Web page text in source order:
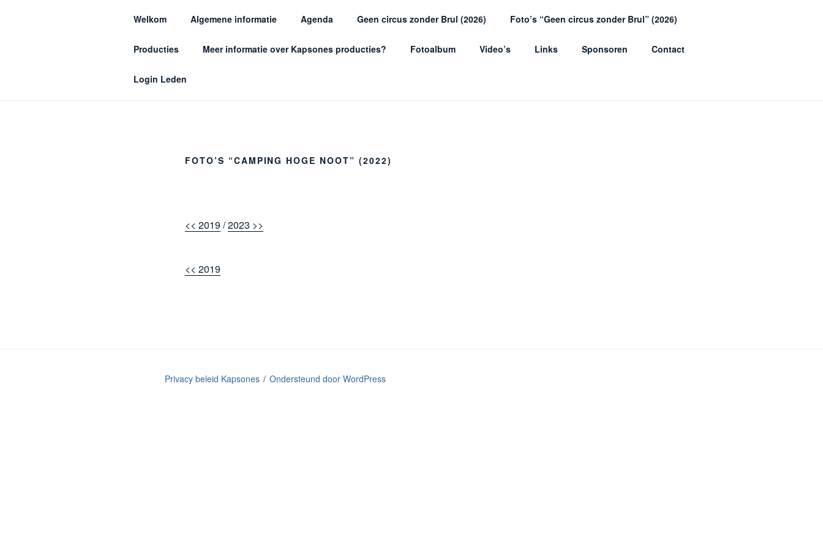
KAPSONES
Welkom Algemene informatie Agenda Geen circus zonder Brul (2026) Foto’s “Geen circus zonder Brul” (2026)
Producties Meer informatie over Kapsones producties? Fotoalbum Video’s Links Sponsoren Contact
Login Leden
FOTO’S “CAMPING HOGE NOOT” (2022)
<< 2019/2023 >>
<< 2019
Privacy beleid Kapsones Ondersteund door WordPress